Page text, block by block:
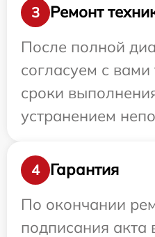
3
Ремонт
После полной
согласуем с
сроки
устранением
4
Гарантия
По окончании
подписания